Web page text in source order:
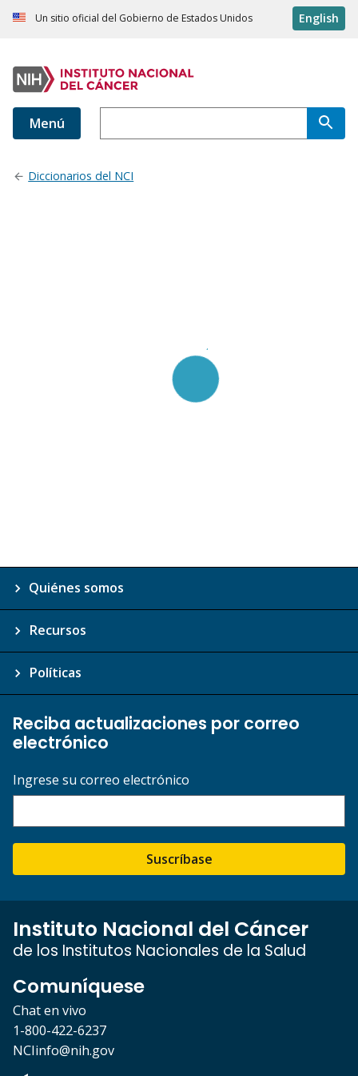
Un sitio oficial del Gobierno de Estados Unidos English
Menú
Diccionarios del NCI
Quiénes somos
Recursos
Políticas
Reciba actualizaciones por correo
electrónico
Ingrese su correo electrónico
Suscríbase
Instituto Nacional del Cáncer
de los Institutos Nacionales de la Salud
Comuníquese
Chat en vivo
1-800-422-6237
NCIinfo@nih.gov